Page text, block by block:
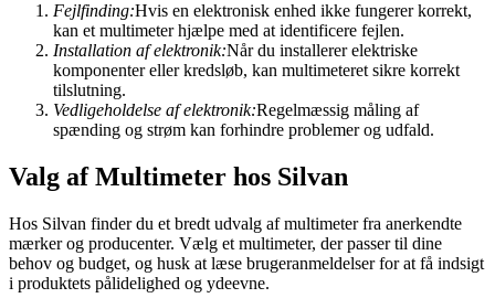
Fejlfinding:Hvis en elektronisk enhed ikke fungerer korrekt,
kan et multimeter hjælpe med at identificere fejlen.
Installation af elektronik:Når du installerer elektriske
komponenter eller kredsløb, kan multimeteret sikre korrekt
tilslutning.
Vedligeholdelse af elektronik:Regelmæssig måling af
spænding og strøm kan forhindre problemer og udfald.
Valg af Multimeter hos Silvan
Hos Silvan finder du et bredt udvalg af multimeter fra anerkendte
mærker og producenter. Vælg et multimeter, der passer til dine
behov og budget, og husk at læse brugeranmeldelser for at få indsigt
i produktets pålidelighed og ydeevne.